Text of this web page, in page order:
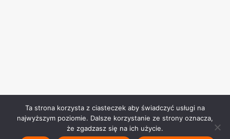
Ta strona korzysta z ciasteczek aby świadczyć usługi na
najwyższym poziomie. Dalsze korzystanie ze strony oznacza,
że zgadzasz się na ich użycie.